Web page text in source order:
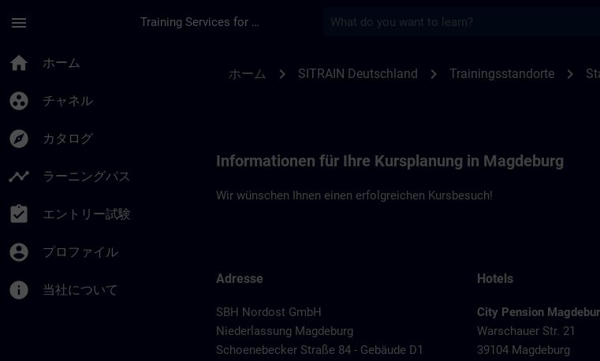
menu Training Services for Digital Industries
home ホーム
group_work チャネル
explore カタログ
timeline ラーニングパス
assignment_turned_in エントリー試験
account_circle プロファイル
info 当社について
ホーム chevron_right SITRAIN Deutschland chevron_right Trainingsstandorte chevron_right
Informationen für Ihre Kursplanung in Magdeburg
Wir wünschen Ihnen einen erfolgreichen Kursbesuch!
Adresse
SBH Nordost GmbH
Niederlassung Magdeburg
Schoenebecker Straße 84 - Gebäude D1
Hotels
City Pension
Warschauer Str. 21
39104 Magdeburg